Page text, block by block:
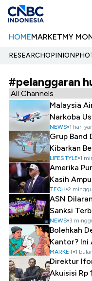
HOMEMARKETMY
RESEARCHOPINION
#pelanggaran
Malaysia
Narkoba
NEWS 1 hari
Grup Band
Kibarkan
LIFESTYLE 1
Amerika
Kasih
TECH 2
ASN
Sanksi
NEWS 3
Bolehkah
Kantor? Ini
MARKET 1
Direktur
Akuisisi Rp